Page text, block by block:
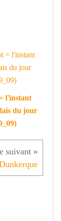
l'instant
du jour